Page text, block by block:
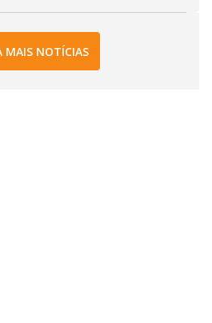
MAIS NOTÍCIAS